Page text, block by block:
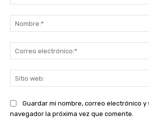
Guardar mi nombre, correo electrónico y
navegador la próxima vez que comente.